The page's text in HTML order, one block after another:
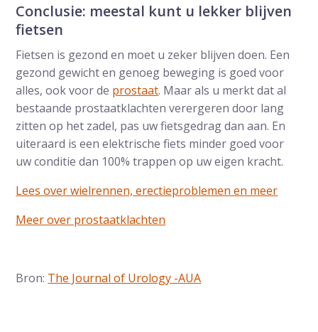
Conclusie: meestal kunt u lekker blijven
fietsen
Fietsen is gezond en moet u zeker blijven doen. Een
gezond gewicht en genoeg beweging is goed voor
alles, ook voor de prostaat. Maar als u merkt dat al
bestaande prostaatklachten verergeren door lang
zitten op het zadel, pas uw fietsgedrag dan aan. En
uiteraard is een elektrische fiets minder goed voor
uw conditie dan 100% trappen op uw eigen kracht.
Lees over wielrennen, erectieproblemen en meer
Meer over prostaatklachten
Bron: The Journal of Urology -AUA